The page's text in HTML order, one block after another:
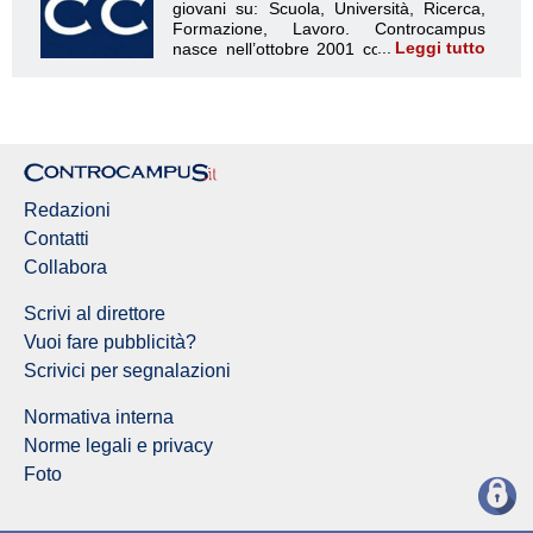
Leggi tutto
Redazioni
Contatti
Collabora
Scrivi al direttore
Vuoi fare pubblicità?
Scrivici per segnalazioni
Normativa interna
Norme legali e privacy
Foto